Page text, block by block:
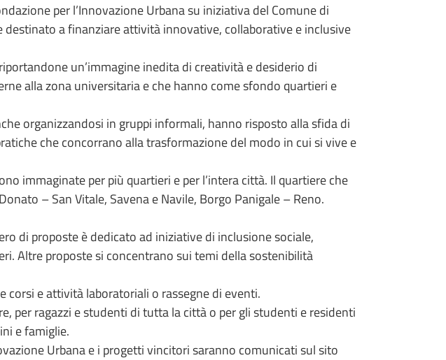
per l’Innovazione Urbana su iniziativa del Comune di
a finanziare attività innovative, collaborative e inclusive
un’immagine inedita di creatività e desiderio di
alla zona universitaria e che hanno come sfondo quartieri e
organizzandosi in gruppi informali, hanno risposto alla sfida di
che concorrano alla trasformazione del modo in cui si vive e
immaginate per più quartieri e per l’intera città. Il quartiere che
– San Vitale, Savena e Navile, Borgo Panigale – Reno.
di proposte è dedicato ad iniziative di inclusione sociale,
Altre proposte si concentrano sui temi della sostenibilità
e attività laboratoriali o rassegne di eventi.
per ragazzi e studenti di tutta la città o per gli studenti e residenti
e famiglie.
Urbana e i progetti vincitori saranno comunicati sul sito